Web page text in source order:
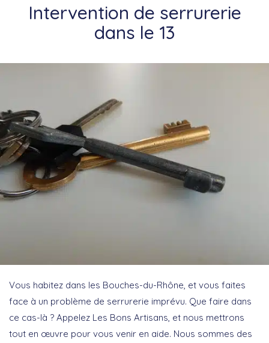
Intervention de serrurerie
dans le 13
Vous habitez dans les Bouches-du-Rhône, et vous faites
face à un problème de serrurerie imprévu. Que faire dans
ce cas-là ? Appelez Les Bons Artisans, et nous mettrons
tout en œuvre pour vous venir en aide. Nous sommes des